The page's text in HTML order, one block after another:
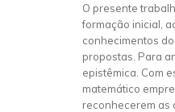
O presente
formação inicial,
conhecimentos
propostas. Para
epistêmica. Com
matemático
reconhecerem as